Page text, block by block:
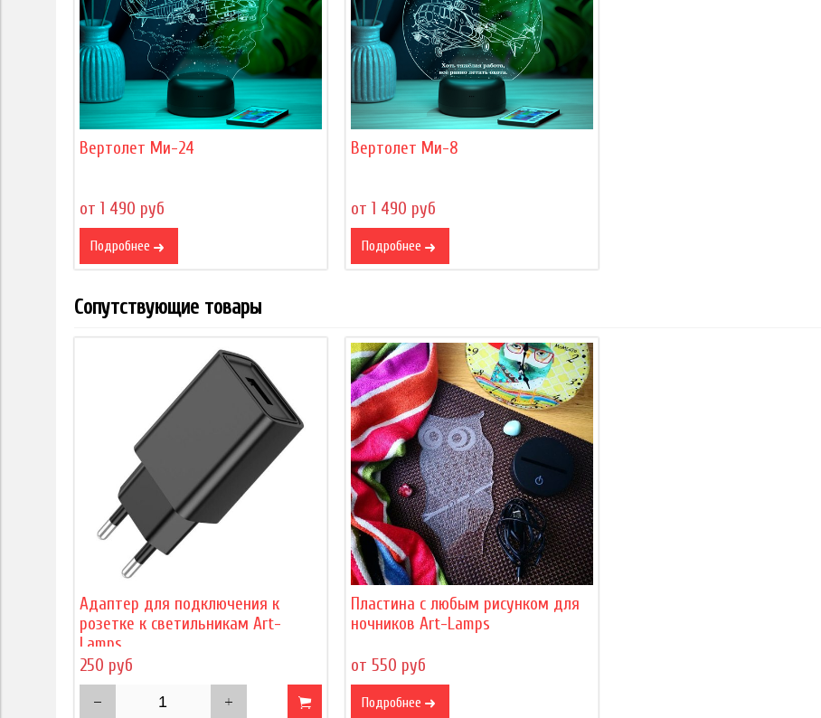
Вертолет Ми-24
от 1 490 руб
Подробнее
Вертолет Ми-8
от 1 490 руб
Подробнее
Сопутствующие товары
Адаптер для подключения к
розетке к светильникам Art-
Lamps
250 руб
Пластина с любым рисунком для
ночников Art-Lamps
от 550 руб
Подробнее